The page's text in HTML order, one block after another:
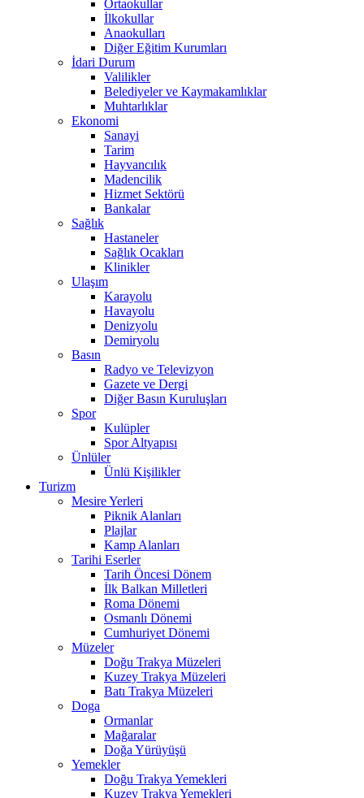
Ortaokullar
İlkokullar
Anaokulları
Diğer Eğitim Kurumları
İdari Durum
Valilikler
Belediyeler ve Kaymakamlıklar
Muhtarlıklar
Ekonomi
Sanayi
Tarim
Hayvancılık
Madencilik
Hizmet Sektörü
Bankalar
Sağlık
Hastaneler
Sağlık Ocakları
Klinikler
Ulaşım
Karayolu
Havayolu
Denizyolu
Demiryolu
Basın
Radyo ve Televizyon
Gazete ve Dergi
Diğer Basın Kuruluşları
Spor
Kulüpler
Spor Altyapısı
Ünlüler
Ünlü Kişilikler
Turizm
Mesire Yerleri
Piknik Alanları
Plajlar
Kamp Alanları
Tarihi Eserler
Tarih Öncesi Dönem
İlk Balkan Milletleri
Roma Dönemi
Osmanlı Dönemi
Cumhuriyet Dönemi
Müzeler
Doğu Trakya Müzeleri
Kuzey Trakya Müzeleri
Batı Trakya Müzeleri
Doga
Ormanlar
Mağaralar
Doğa Yürüyüşü
Yemekler
Doğu Trakya Yemekleri
Kuzey Trakya Yemekleri